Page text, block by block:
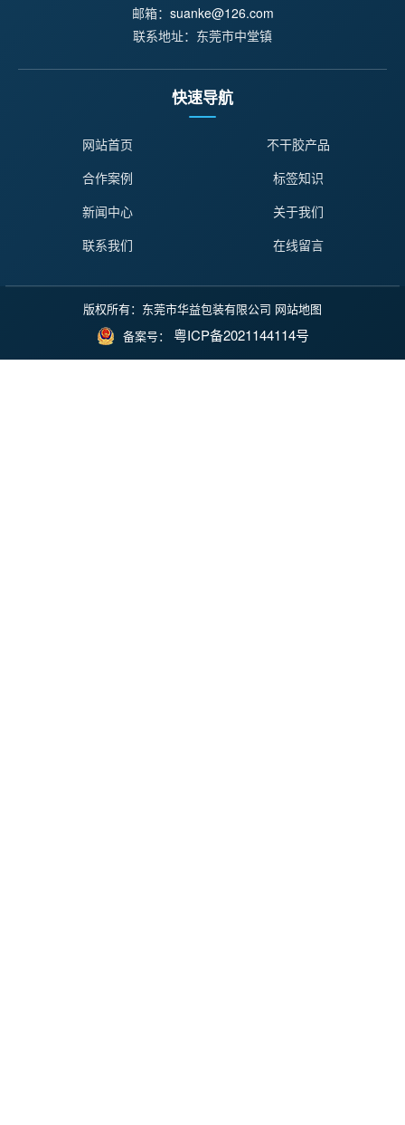
邮箱： suanke@126.com
联系地址：东莞市中堂镇
快速导航
网站首页
不干胶产品
合作案例
标签知识
新闻中心
关于我们
联系我们
在线留言
版权所有：东莞市华益包装有限公司 网站地图
备案号： 粤ICP备2021144114号